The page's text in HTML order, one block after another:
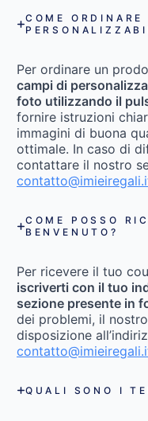
COME ORDINARE
Per ordinare un
campi di
foto utilizzando il
fornire istruzioni
immagini di buona
ottimale. In caso di
contattare il nostro
COME POSSO
BENVENUTO?
Per ricevere il tuo
iscriverti con il tuo
sezione presente in
dei problemi, il
disposizione
QUALI SONO I